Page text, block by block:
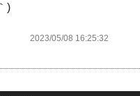
)
2023/05/08 16:25:32